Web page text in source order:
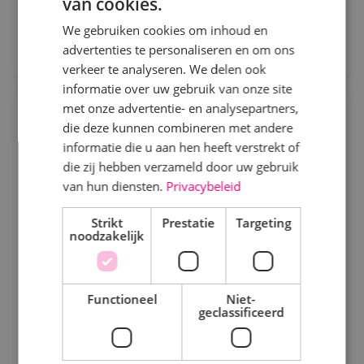
Sprundel
Specialisme
Beveiligingstechniek
Elektrotechniek
Energietechniek
Staf
Uren
Fulltime
Parttime
Direct solliciteren
BIM Engineer Werktuigbouwkunde
Werktuigbouwkunde Fulltime MBO
Alphen a/d Rijn
Bij BINK werk je aan techniek die klopt en krijg je
ruimte om jezelf verder te ontwikkelen.
Direct solliciteren
We gebruiken cookies om inhoud en
advertenties te personaliseren en om ons
verkeer te analyseren. We delen ook
informatie over uw gebruik van onze site
met onze advertentie- en analysepartners,
die deze kunnen combineren met andere
informatie die u aan hen heeft verstrekt of
die zij hebben verzameld door uw gebruik
van hun diensten. Privacybeleid
Strikt
noodzakelijk
Prestatie Targeting
Functioneel
Niet-
geclassificeerd